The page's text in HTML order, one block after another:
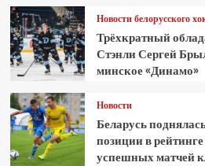
Новости белорусского
Трёхкратный
Стэнли Сергей
минское «Динамо»
Новости
Беларусь
позиции в
успешных матчей